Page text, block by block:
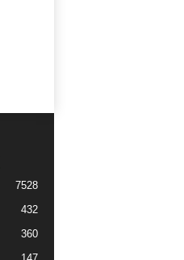
7528
432
360